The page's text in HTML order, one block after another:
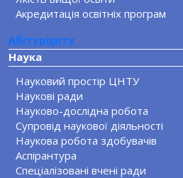
Акредитація освітніх програм
Абітурієнту
Наука
Науковий простір ЦНТУ
Наукові ради
Науково-дослідна робота
Супровід наукової діяльності
Наукова робота здобувачів
Аспірантура
Спеціалізовані вчені ради